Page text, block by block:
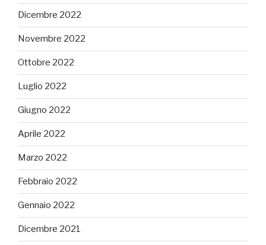
Dicembre 2022
Novembre 2022
Ottobre 2022
Luglio 2022
Giugno 2022
Aprile 2022
Marzo 2022
Febbraio 2022
Gennaio 2022
Dicembre 2021